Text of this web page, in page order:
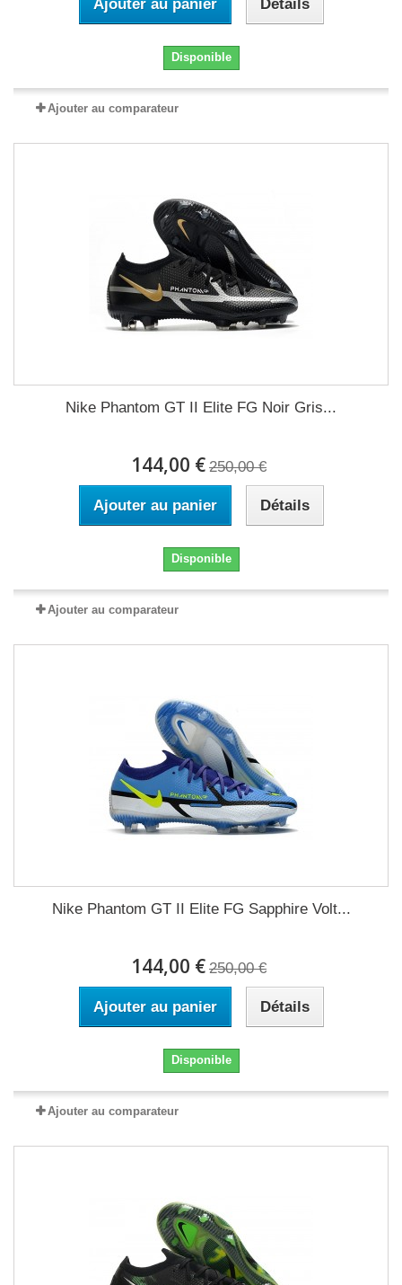
Ajouter au panier Détails
Disponible
Ajouter au comparateur
Nike Phantom GT II Elite FG Noir Gris...
144,00 € 250,00 €
Ajouter au panier Détails
Disponible
Ajouter au comparateur
Nike Phantom GT II Elite FG Sapphire Volt...
144,00 € 250,00 €
Ajouter au panier Détails
Disponible
Ajouter au comparateur